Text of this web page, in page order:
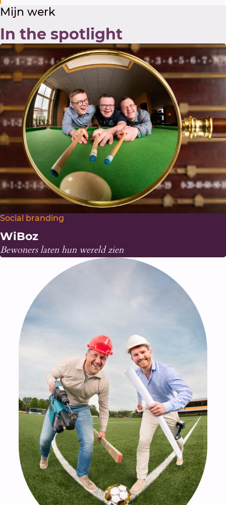
Mijn werk
In the spotlight
Social branding
WiBoz
Bewoners laten hun wereld zien